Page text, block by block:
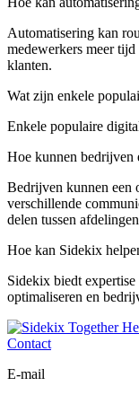
Automatisering kan
medewerkers meer
klanten.
Wat zijn enkele
Enkele populaire
Hoe kunnen bedrijven
Bedrijven kunnen een
verschillende
delen tussen
Hoe kan Sidekix
Sidekix biedt
optimaliseren en
Contact
E-mail